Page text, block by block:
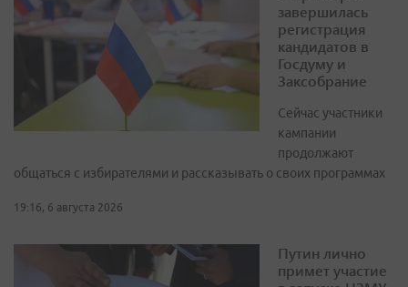
завершилась
регистрация
кандидатов в
Госдуму и
Заксобрание
Сейчас участники
кампании
продолжают
общаться с избирателями и рассказывать о своих программах
19:16, 6 августа 2026
Путин лично
примет участие